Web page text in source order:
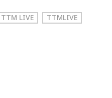
TTM LIVE TTMLIVE